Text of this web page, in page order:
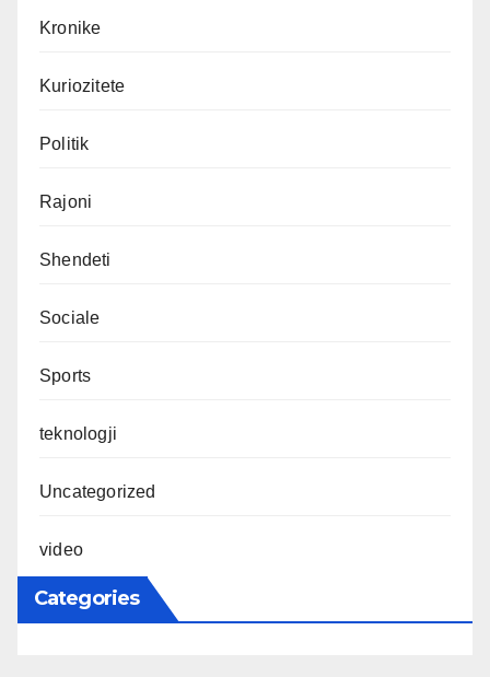
Kronike
Kuriozitete
Politik
Rajoni
Shendeti
Sociale
Sports
teknologji
Uncategorized
video
Categories